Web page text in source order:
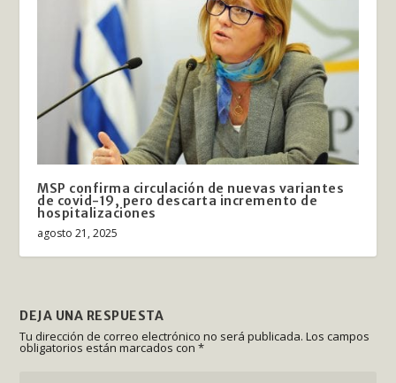
MSP confirma circulación de nuevas variantes
de covid-19, pero descarta incremento de
hospitalizaciones
agosto 21, 2025
DEJA UNA RESPUESTA
Tu dirección de correo electrónico no será publicada. Los campos
obligatorios están marcados con*